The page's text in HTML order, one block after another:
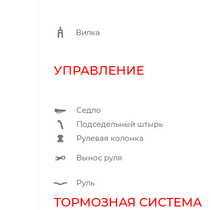
Вилка
УПРАВЛЕНИЕ
Седло
Подседельный штырь
Рулевая колонка
Вынос руля
Руль
ТОРМОЗНАЯ СИСТЕМА